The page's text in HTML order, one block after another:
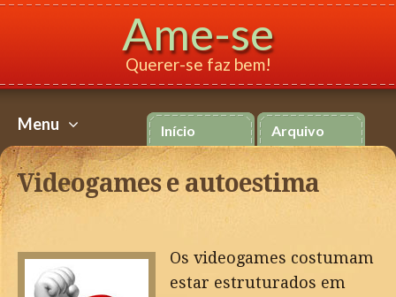
Ame-se
Querer-se faz bem!
Menu
Ir
para
o
conteúdo
Início Arquivo
Videogames e autoestima
Os videogames costumam
estar estruturados em